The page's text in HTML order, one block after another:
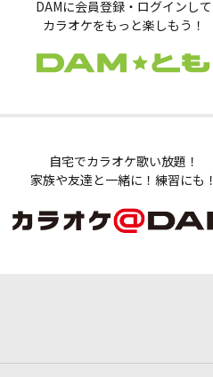
DAMに会員登録・ログインして
カラオケをもっと楽しもう！
自宅でカラオケ歌い放題！
家族や友達と一緒に！練習にも！